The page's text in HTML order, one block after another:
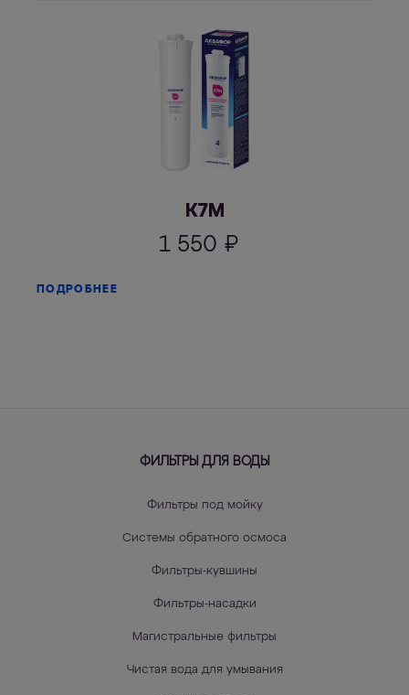
К7М
1 550 ₽
ПОДРОБНЕЕ
ФИЛЬТРЫ ДЛЯ ВОДЫ
Фильтры под мойку
Системы обратного осмоса
Фильтры-кувшины
Фильтры-насадки
Магистральные фильтры
Чистая вода для умывания